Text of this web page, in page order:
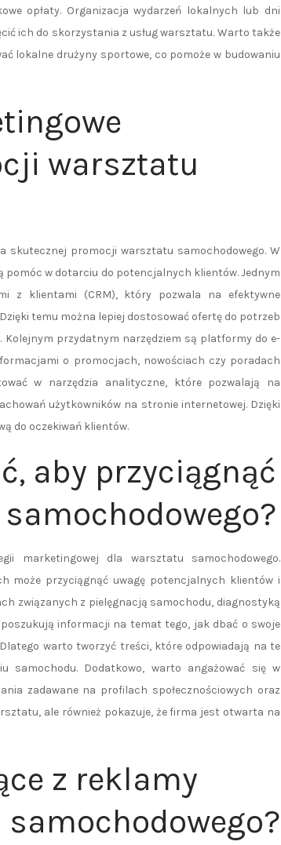
opłaty. Organizacja wydarzeń lokalnych lub dni
ich do skorzystania z usług warsztatu. Warto także
lokalne drużyny sportowe, co pomoże w budowaniu
warsztatu
skutecznej promocji warsztatu samochodowego. W
w dotarciu do potencjalnych klientów. Jednym
z klientami (CRM), który pozwala na efektywne
temu można lepiej dostosować ofertę do potrzeb
przydatnym narzędziem są platformy do e-
o promocjach, nowościach czy poradach
w narzędzia analityczne, które pozwalają na
użytkowników na stronie internetowej. Dzięki
do oczekiwań klientów.
aby przyciągnąć
marketingowej dla warsztatu samochodowego.
może przyciągnąć uwagę potencjalnych klientów i
związanych z pielęgnacją samochodu, diagnostyką
informacji na temat tego, jak dbać o swoje
warto tworzyć treści, które odpowiadają na te
samochodu. Dodatkowo, warto angażować się w
zadawane na profilach społecznościowych oraz
ale również pokazuje, że firma jest otwarta na
z reklamy